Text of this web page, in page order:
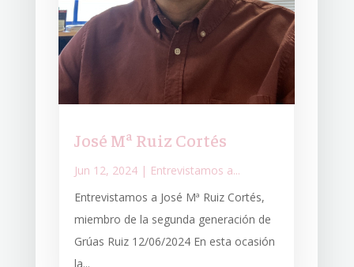
José Mª Ruiz Cortés
Jun 12, 2024| Entrevistamos a...
Entrevistamos a José Mª Ruiz Cortés,
miembro de la segunda generación de
Grúas Ruiz 12/06/2024 En esta ocasión
la...